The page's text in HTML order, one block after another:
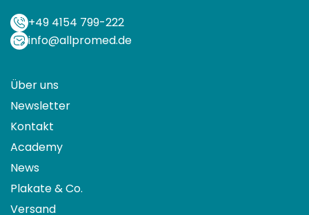
+49 4154 799-222
info@allpromed.de
Über uns
Newsletter
Kontakt
Academy
News
Plakate & Co.
Versand